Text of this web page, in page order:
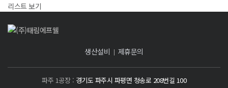
리스트 보기
생산설비 제휴문의
파주 1공장 : 경기도 파주시 파평면 청송로 208번길 100